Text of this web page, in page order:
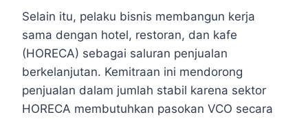
Selain itu, pelaku bisnis membangun kerja
sama dengan hotel, restoran, dan kafe
(HORECA) sebagai saluran penjualan
berkelanjutan. Kemitraan ini mendorong
penjualan dalam jumlah stabil karena sektor
HORECA membutuhkan pasokan VCO secara